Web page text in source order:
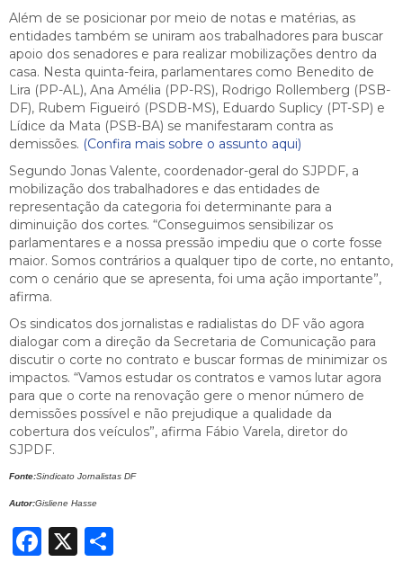
Além de se posicionar por meio de notas e matérias, as
entidades também se uniram aos trabalhadores para buscar
apoio dos senadores e para realizar mobilizações dentro da
casa. Nesta quinta-feira, parlamentares como Benedito de
Lira (PP-AL), Ana Amélia (PP-RS), Rodrigo Rollemberg (PSB-
DF), Rubem Figueiró (PSDB-MS), Eduardo Suplicy (PT-SP) e
Lídice da Mata (PSB-BA) se manifestaram contra as
demissões. (Confira mais sobre o assunto aqui)
Segundo Jonas Valente, coordenador-geral do SJPDF, a
mobilização dos trabalhadores e das entidades de
representação da categoria foi determinante para a
diminuição dos cortes. “Conseguimos sensibilizar os
parlamentares e a nossa pressão impediu que o corte fosse
maior. Somos contrários a qualquer tipo de corte, no entanto,
com o cenário que se apresenta, foi uma ação importante”,
afirma.
Os sindicatos dos jornalistas e radialistas do DF vão agora
dialogar com a direção da Secretaria de Comunicação para
discutir o corte no contrato e buscar formas de minimizar os
impactos. “Vamos estudar os contratos e vamos lutar agora
para que o corte na renovação gere o menor número de
demissões possível e não prejudique a qualidade da
cobertura dos veículos”, afirma Fábio Varela, diretor do
SJPDF.
Fonte:Sindicato Jornalistas DF
Autor:Gisliene Hasse
Facebook
X